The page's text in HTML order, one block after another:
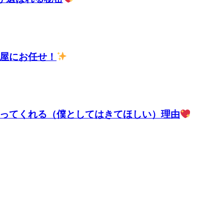
にお任せ！
てくれる（僕としてはきてほしい）理由